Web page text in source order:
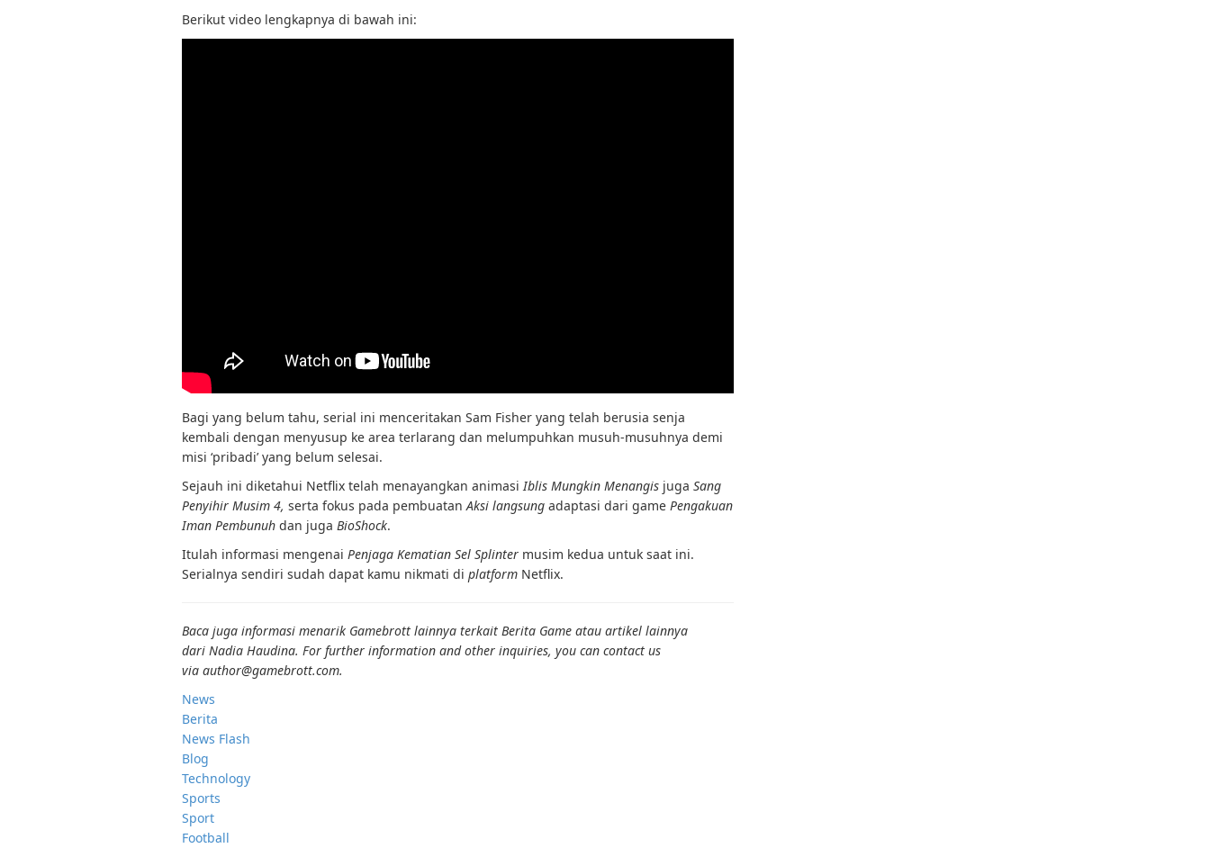
Berikut video lengkapnya di bawah ini:
Bagi yang belum tahu, serial ini menceritakan Sam Fisher yang telah berusia senja
kembali dengan menyusup ke area terlarang dan melumpuhkan musuh-musuhnya demi
misi ‘pribadi’ yang belum selesai.
Sejauh ini diketahui Netflix telah menayangkan animasiIblis Mungkin Menangis juga Sang
Penyihir Musim 4, serta fokus pada pembuatanAksi langsung adaptasi dari game Pengakuan
Iman Pembunuh dan juga BioShock.
Itulah informasi mengenai Penjaga Kematian Sel Splinter musim kedua untuk saat ini.
Serialnya sendiri sudah dapat kamu nikmati di platform Netflix.
Baca juga informasi menarik Gamebrott lainnya terkait Berita Game atau artikel lainnya
dari Nadia Haudina. For further information and other inquiries, you can contact us
via author@gamebrott.com.
News
Berita
News Flash
Blog
Technology
Sports
Sport
Football